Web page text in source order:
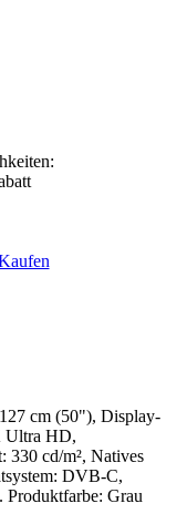
cm (50"), Display-
Ultra HD,
cd/m², Natives
DVB-C,
Grau